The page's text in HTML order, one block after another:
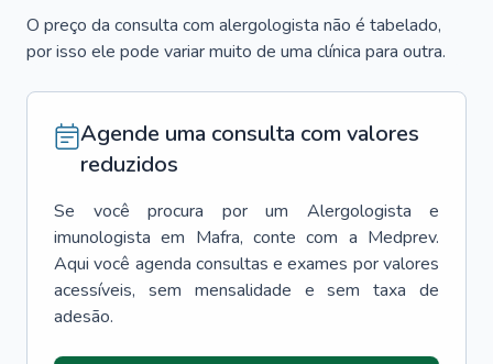
O preço da consulta com alergologista não é tabelado,
por isso ele pode variar muito de uma clínica para outra.
Agende uma consulta com valores
reduzidos
Se você procura por um
Alergologista e
imunologista em Mafra, conte com a Medprev.
Aqui você agenda consultas e exames por valores
acessíveis, sem mensalidade e sem taxa de
adesão.